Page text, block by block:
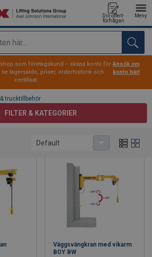
Din offert-
förfrågan
Meny
som företagskund – skapa konto för
lagersaldo, priser, orderhistorik och
certifikat.
Ansök om
konto här!
& trucktillbehör
FILTER & KATEGORIER
Default
Väggsvängkran med vikarm
BOY BW